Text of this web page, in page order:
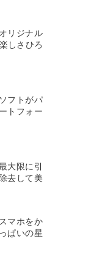
リジナル
しさひろ
フトがパ
トフォー
大限に引
去して美
マホをか
ぱいの星